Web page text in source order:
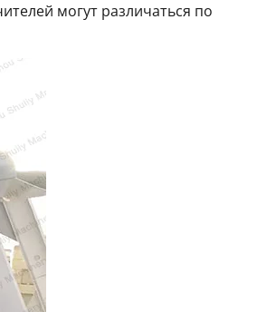
могут различаться по